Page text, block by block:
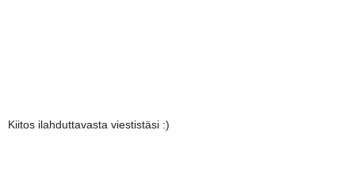
Kiitos ilahduttavasta viestistäsi :)